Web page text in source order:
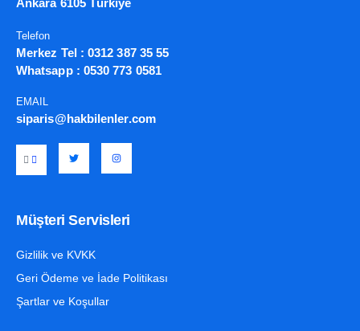
Ankara 6105 Türkiye
Telefon
Merkez Tel : 0312 387 35 55
Whatsapp : 0530 773 0581
EMAIL
siparis@hakbilenler.com
Müşteri Servisleri
Gizlilik ve KVKK
Geri Ödeme ve İade Politikası
Şartlar ve Koşullar